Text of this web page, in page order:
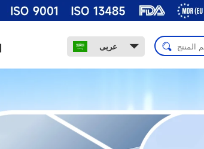
عربى